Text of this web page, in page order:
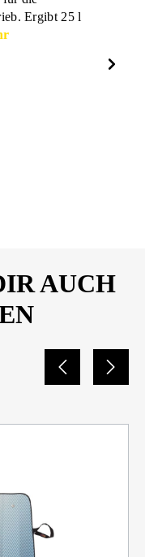
Ergibt 25 l
AUCH